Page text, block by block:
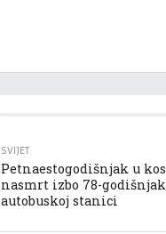
SVIJET
Petnaestogodišnjak u
nasmrt izbo 78-
autobuskoj stanici